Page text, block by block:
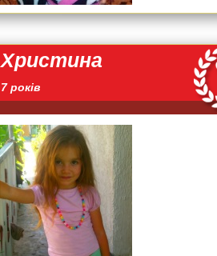
Христина
7 років